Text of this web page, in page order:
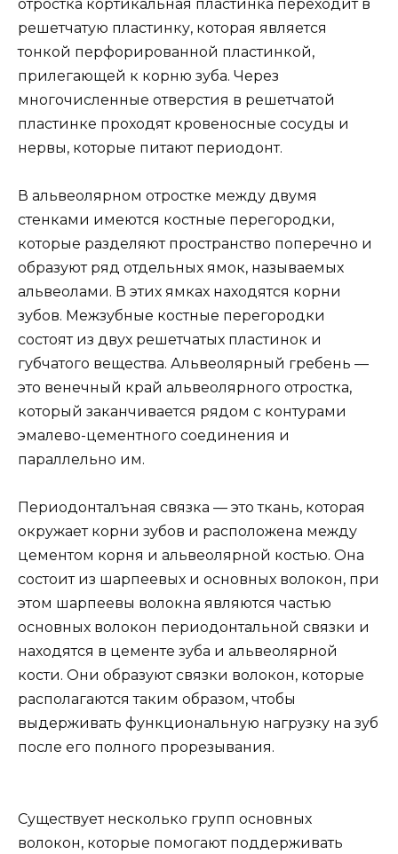
отростка кортикальная пластинка переходит в
решетчатую пластинку, которая является
тонкой перфорированной пластинкой,
прилегающей к корню зуба. Через
многочисленные отверстия в решетчатой
пластинке проходят кровеносные сосуды и
нервы, которые питают периодонт.
В альвеолярном отростке между двумя
стенками имеются костные перегородки,
которые разделяют пространство поперечно и
образуют ряд отдельных ямок, называемых
альвеолами. В этих ямках находятся корни
зубов. Межзубные костные перегородки
состоят из двух решетчатых пластинок и
губчатого вещества. Альвеолярный гребень —
это венечный край альвеолярного отростка,
который заканчивается рядом с контурами
эмалево-цементного соединения и
параллельно им.
Периодонталъная связка — это ткань, которая
окружает корни зубов и расположена между
цементом корня и альвеолярной костью. Она
состоит из шарпеевых и основных волокон, при
этом шарпеевы волокна являются частью
основных волокон периодонтальной связки и
находятся в цементе зуба и альвеолярной
кости. Они образуют связки волокон, которые
располагаются таким образом, чтобы
выдерживать функциональную нагрузку на зуб
после его полного прорезывания.
Существует несколько групп основных
волокон, которые помогают поддерживать